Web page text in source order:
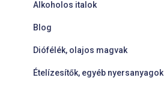
Alkoholos italok
Blog
Diófélék, olajos magvak
Ételízesítők, egyéb nyersanyagok